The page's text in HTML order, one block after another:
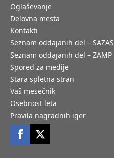
Oglaševanje
Delovna mesta
Kontakti
Seznam oddajanih del – SAZAS
Seznam oddajanih del – ZAMP
Spored za medije
Stara spletna stran
Vaš mesečnik
Osebnost leta
Pravila nagradnih iger